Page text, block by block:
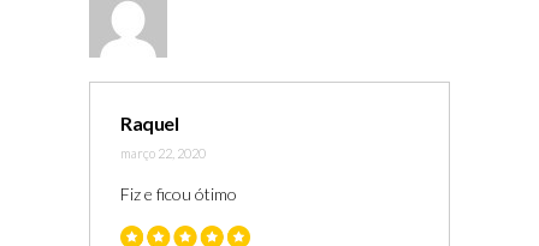
Raquel
março 22, 2020
Fiz e ficou ótimo